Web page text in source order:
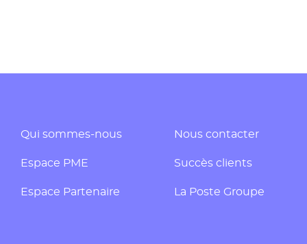
Qui sommes-nous
Espace PME
Espace Partenaire
Nous contacter
Succès clients
La Poste Groupe